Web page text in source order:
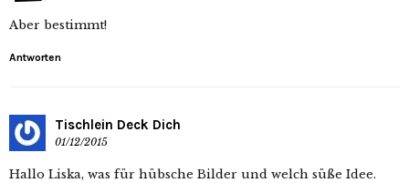
Aber bestimmt!
Antworten
Tischlein Deck Dich
01/12/2015
Hallo Liska, was für hübsche Bilder und welch süße Idee.